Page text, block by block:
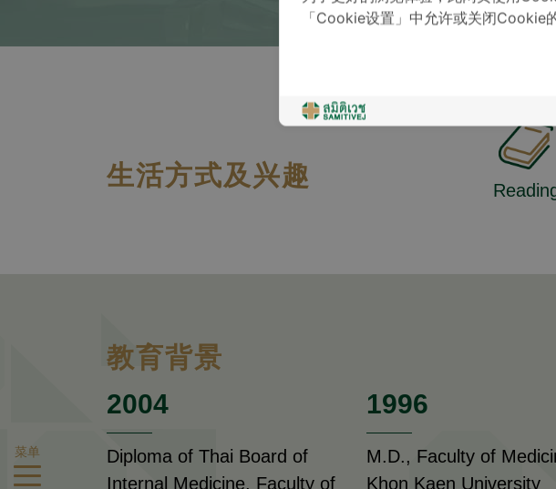
菜单
生活方式及兴趣
教育背景
2004
Diploma of Thai Board of
Internal Medicine, Faculty of
1996
M.D., Faculty of
Khon Kaen University
「Cookie设置」中允许或关闭Cookie